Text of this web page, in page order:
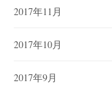
2017年11月
2017年10月
2017年9月